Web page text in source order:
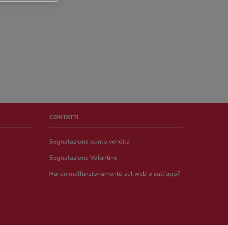
CONTATTI
Segnalazione punto vendita
Segnalazione Volantino
Hai un malfunzionamento sul web o sull'app?